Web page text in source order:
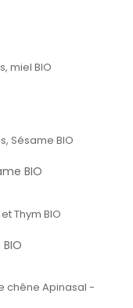
BIO